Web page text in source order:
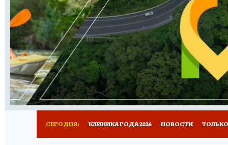
КНИЖНАЯ ПОЛКА ПРОГНОЗЫ НА СПОРТ
ПРЕСС-ЦЕНТР НЕДВИЖИМОСТЬ
РАДИО КП РЕКЛАМА ТЕСТЫ НОВОЕ
СЕГОДНЯ: КЛИНИКА ГОДА 2026 НОВОСТИ